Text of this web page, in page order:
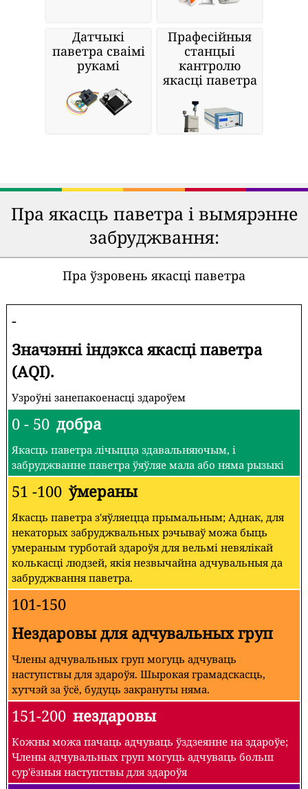
Датчыкі
паветра сваімі
рукамі
Прафесійныя
станцыі
кантролю
якасці паветра
Пра якасць паветра і вымярэнне
забруджвання:
Пра ўзровень якасці паветра
-
Значэнні індэкса якасці паветра
(AQI).
Узроўні занепакоенасці здароўем
0 - 50 добра
Якасць паветра лічыцца здавальняючым, і
забруджванне паветра ўяўляе мала або няма рызыкі
51 -100 ўмераны
Якасць паветра з'яўляецца прымальным; Аднак, для
некаторых забруджвальных рэчываў можа быць
умераным турботай здароўя для вельмі невялікай
колькасці людзей, якія незвычайна адчувальныя да
забруджвання паветра.
101-150
Нездаровы для адчувальных груп
Члены адчувальных груп могуць адчуваць
наступствы для здароўя. Шырокая грамадскасць,
хутчэй за ўсё, будуць закрануты няма.
151-200 нездаровы
Кожны можа пачаць адчуваць ўздзеянне на здароўе;
Члены адчувальных груп могуць адчуваць больш
сур'ёзныя наступствы для здароўя